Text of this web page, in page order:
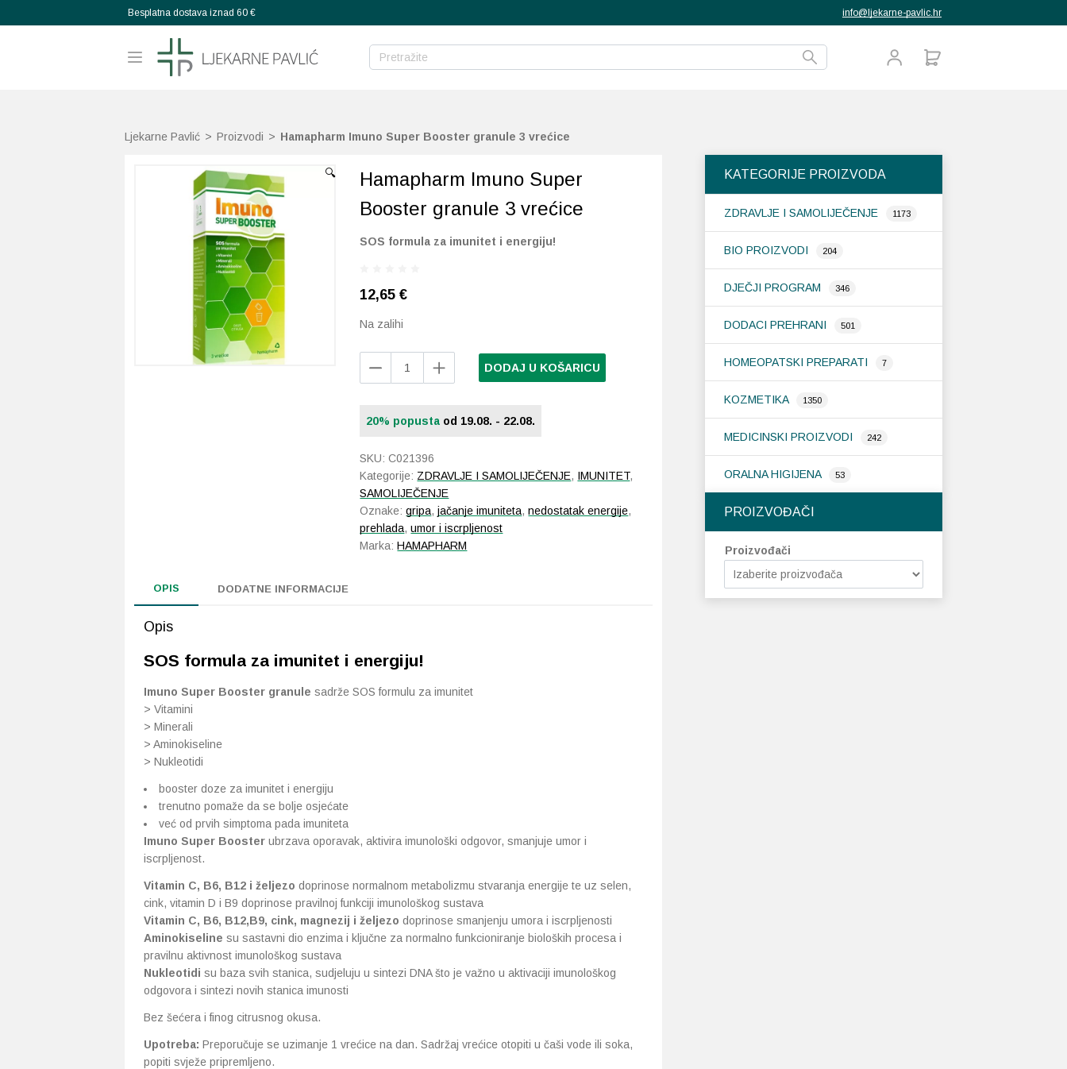
Besplatna dostava iznad 60 € info@ljekarne-pavlic.hr
Ljekarne Pavlić > Proizvodi > Hamapharm Imuno Super Booster granule 3 vrećice
KATEGORIJE PROIZVODA
ZDRAVLJE I SAMOLIJEČENJE 1173
BIO PROIZVODI 204
DJEČJI PROGRAM 346
DODACI PREHRANI 501
HOMEOPATSKI PREPARATI 7
KOZMETIKA 1350
MEDICINSKI PROIZVODI 242
ORALNA HIGIJENA 53
PROIZVOĐAČI
Proizvođači
🔍
Hamapharm Imuno Super
Booster granule 3 vrećice
SOS formula za imunitet i energiju!
12,65€
Na zalihi
granule
vrećice
količina
DODAJ U KOŠARICU
20% popusta od 19.08. - 22.08.
SKU:C021396
Kategorije: ZDRAVLJE I SAMOLIJEČENJE, IMUNITET,
SAMOLIJEČENJE
Oznake:gripa,jačanje imuniteta,nedostatak energije,
prehlada,umor i iscrpljenost
Marka:HAMAPHARM
OPIS DODATNE INFORMACIJE
Opis
SOS formula za imunitet i energiju!
Imuno Super Booster granule sadrže SOS formulu za imunitet
> Vitamini
> Minerali
> Aminokiseline
> Nukleotidi
booster doze za imunitet i energiju
trenutno pomaže da se bolje osjećate
već od prvih simptoma pada imuniteta
Imuno Super Booster ubrzava oporavak, aktivira imunološki odgovor, smanjuje umor i
iscrpljenost.
Vitamin C, B6, B12 i željezo doprinose normalnom metabolizmu stvaranja energije te uz selen,
cink, vitamin D i B9 doprinose pravilnoj funkciji imunološkog sustava
Vitamin C, B6, B12,B9, cink, magnezij i željezo doprinose smanjenju umora i iscrpljenosti
Aminokiseline su sastavni dio enzima i ključne za normalno funkcioniranje bioloških procesa i
pravilnu aktivnost imunološkog sustava
Nukleotidi su baza svih stanica, sudjeluju u sintezi DNA što je važno u aktivaciji imunološkog
odgovora i sintezi novih stanica imunosti
Bez šećera i finog citrusnog okusa.
Upotreba: Preporučuje se uzimanje 1 vrećice na dan. Sadržaj vrećice otopiti u čaši vode ili soka,
popiti svježe pripremljeno.